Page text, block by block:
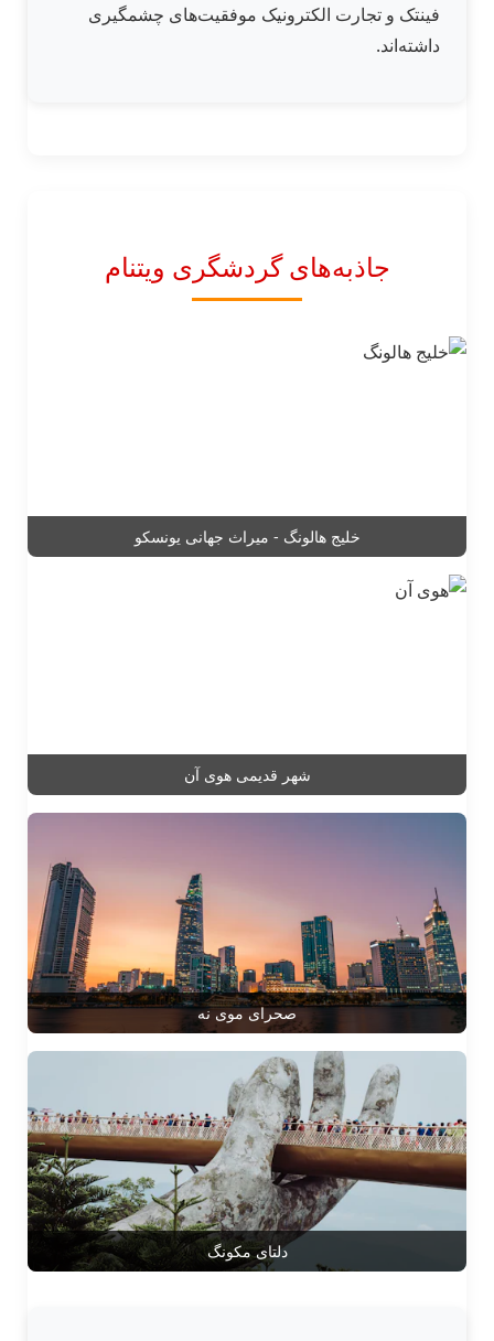
فینتک و تجارت الکترونیک موفقیت‌های چشمگیری
داشته‌اند.
جاذبه‌های گردشگری ویتنام
خلیج هالونگ - میراث جهانی یونسکو
شهر قدیمی هوی آن
صحرای موی نه
دلتای مکونگ